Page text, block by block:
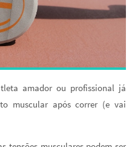
amador ou profissional já
muscular após correr (e vai